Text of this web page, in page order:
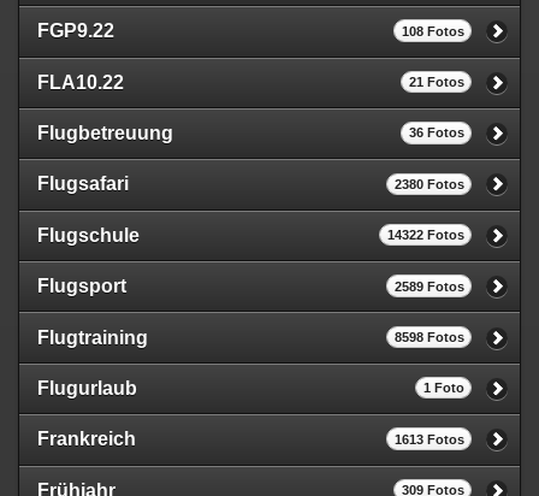
FGP9.22 108 Fotos
FLA10.22 21 Fotos
Flugbetreuung 36 Fotos
Flugsafari 2380 Fotos
Flugschule 14322 Fotos
Flugsport 2589 Fotos
Flugtraining 8598 Fotos
Flugurlaub 1 Foto
Frankreich 1613 Fotos
Frühjahr 309 Fotos